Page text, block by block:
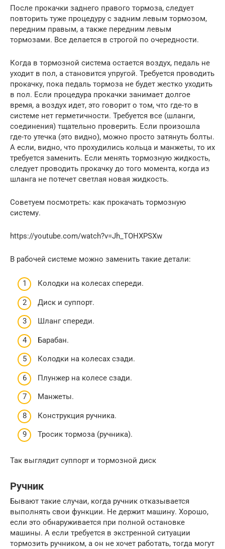
После прокачки заднего правого тормоза, следует
повторить туже процедуру с задним левым тормозом,
передним правым, а также передним левым
тормозами. Все делается в строгой по очередности.
Когда в тормозной система остается воздух, педаль не
уходит в пол, а становится упругой. Требуется проводить
прокачку, пока педаль тормоза не будет жестко уходить
в пол. Если процедура прокачки занимает долгое
время, а воздух идет, это говорит о том, что где-то в
системе нет герметичности. Требуется все (шланги,
соединения) тщательно проверить. Если произошла
где-то утечка (это видно), можно просто затянуть болты.
А если, видно, что прохудились кольца и манжеты, то их
требуется заменить. Если менять тормозную жидкость,
следует проводить прокачку до того момента, когда из
шланга не потечет светлая новая жидкость.
Советуем посмотреть: как прокачать тормозную
систему.
https://youtube.com/watch?v=Jh_TOHXPSXw
В рабочей системе можно заменить такие детали:
Колодки на колесах спереди.
Диск и суппорт.
Шланг спереди.
Барабан.
Колодки на колесах сзади.
Плунжер на колесе сзади.
Манжеты.
Конструкция ручника.
Тросик тормоза (ручника).
Так выглядит суппорт и тормозной диск
Ручник
Бывают такие случаи, когда ручник отказывается
выполнять свои функции. Не держит машину. Хорошо,
если это обнаруживается при полной остановке
машины. А если требуется в экстренной ситуации
тормозить ручником, а он не хочет работать, тогда могут